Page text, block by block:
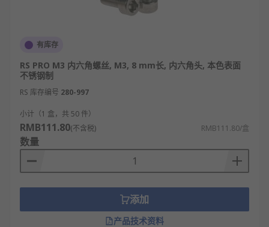
有库存
RS PRO M3 内六角螺丝, M3, 8 mm长, 内六角头, 本色表面
不锈钢制
RS 库存编号 280-997
小计（1 盒，共 50 件）
RMB111.80(不含税) RMB111.80/盒
数量
添加
产品技术资料